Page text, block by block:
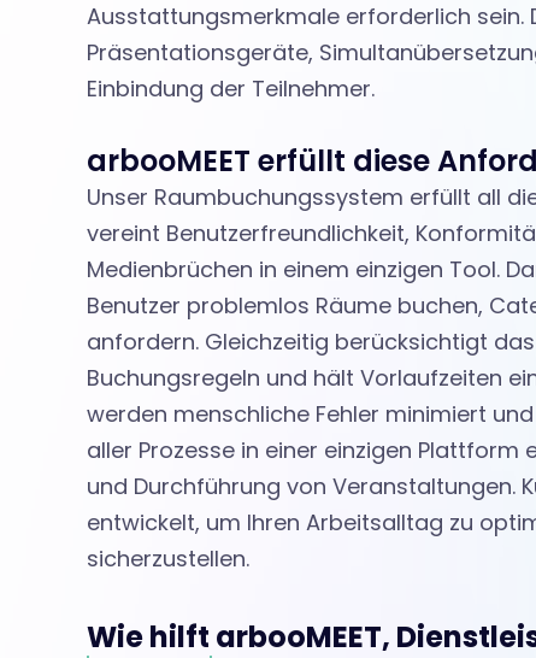
Ausstattungsmerkmale erforderlich sein.
Präsentationsgeräte,
Einbindung der Teilnehmer.
arbooMEET erfüllt diese
Unser Raumbuchungssystem erfüllt all
vereint Benutzerfreundlichkeit,
Medienbrüchen in einem einzigen Tool.
Benutzer problemlos Räume buchen,
anfordern. Gleichzeitig berücksichtigt
Buchungsregeln und hält Vorlaufzeiten
werden menschliche Fehler minimiert
aller Prozesse in einer einzigen
und Durchführung von Veranstaltungen.
entwickelt, um Ihren Arbeitsalltag zu
sicherzustellen.
Wie hilft arbooMEET,